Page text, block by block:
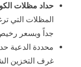
حداد مظلات
المظلات التي
جداً وبسعر رخيص
محددة الدعية
غرف التخزين